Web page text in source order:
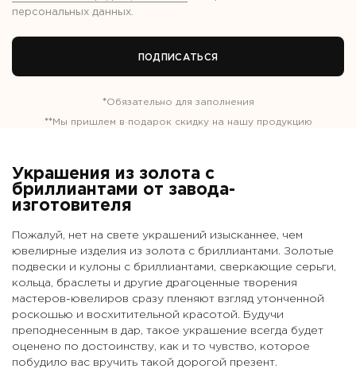
персональных данных.
ПОДПИСАТЬСЯ
*Обязательно для заполнения
**Мы пришлем в подарок скидку на нашу продукцию
Украшения из золота с
бриллиантами от завода-
изготовителя
Пожалуй, нет на свете украшений изысканнее, чем
ювелирные изделия из золота с бриллиантами. Золотые
подвески и кулоны с бриллиантами, сверкающие серьги,
кольца, браслеты и другие драгоценные творения
мастеров-ювелиров сразу пленяют взгляд утонченной
роскошью и восхитительной красотой. Будучи
преподнесенным в дар, такое украшение всегда будет
оценено по достоинству, как и то чувство, которое
побудило вас вручить такой дорогой презент.